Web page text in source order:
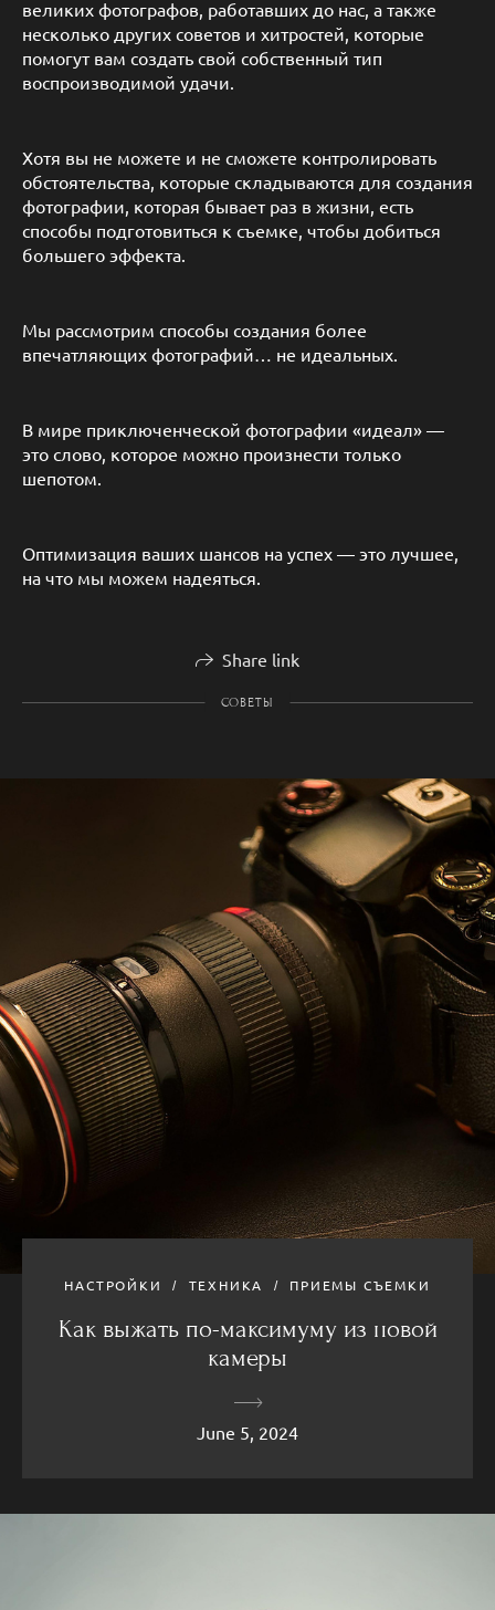
великих фотографов, работавших до нас, а также
несколько других советов и хитростей, которые
помогут вам создать свой собственный тип
воспроизводимой удачи.
Хотя вы не можете и не сможете контролировать
обстоятельства, которые складываются для создания
фотографии, которая бывает раз в жизни, есть
способы подготовиться к съемке, чтобы добиться
большего эффекта.
Мы рассмотрим способы создания более
впечатляющих фотографий… не идеальных.
В мире приключенческой фотографии «идеал» —
это слово, которое можно произнести только
шепотом.
Оптимизация ваших шансов на успех — это лучшее,
на что мы можем надеяться.
Share link
СОВЕТЫ
НАСТРОЙКИ ТЕХНИКА ПРИЕМЫ СЪЕМКИ
Как выжать по-максимуму из новой
камеры
June 5, 2024